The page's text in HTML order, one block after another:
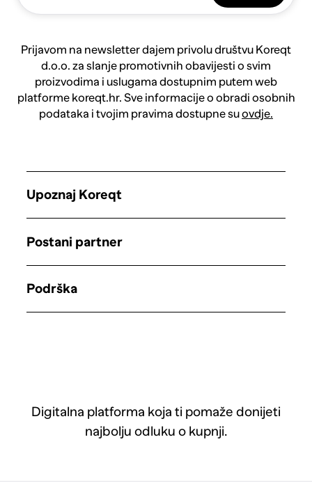
Prijavom na newsletter dajem privolu društvu Koreqt
d.o.o. za slanje promotivnih obavijesti o svim
proizvodima i uslugama dostupnim putem web
platforme koreqt.hr. Sve informacije o obradi osobnih
podataka i tvojim pravima dostupne suovdje.
Digitalna platforma koja ti pomaže donijeti
najbolju odluku o kupnji.
Upoznaj Koreqt
Postani partner
Podrška